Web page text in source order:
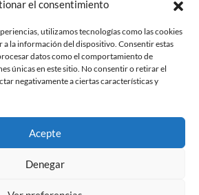
el consentimiento
utilizamos tecnologías como las cookies
a la información del dispositivo. Consentir estas
datos como el comportamiento de
únicas en este sitio. No consentir o retirar el
negativamente a ciertas características y
Acepte
Denegar
Popular Editorials
Free Games
LATEST UPDATES
All rights reserved